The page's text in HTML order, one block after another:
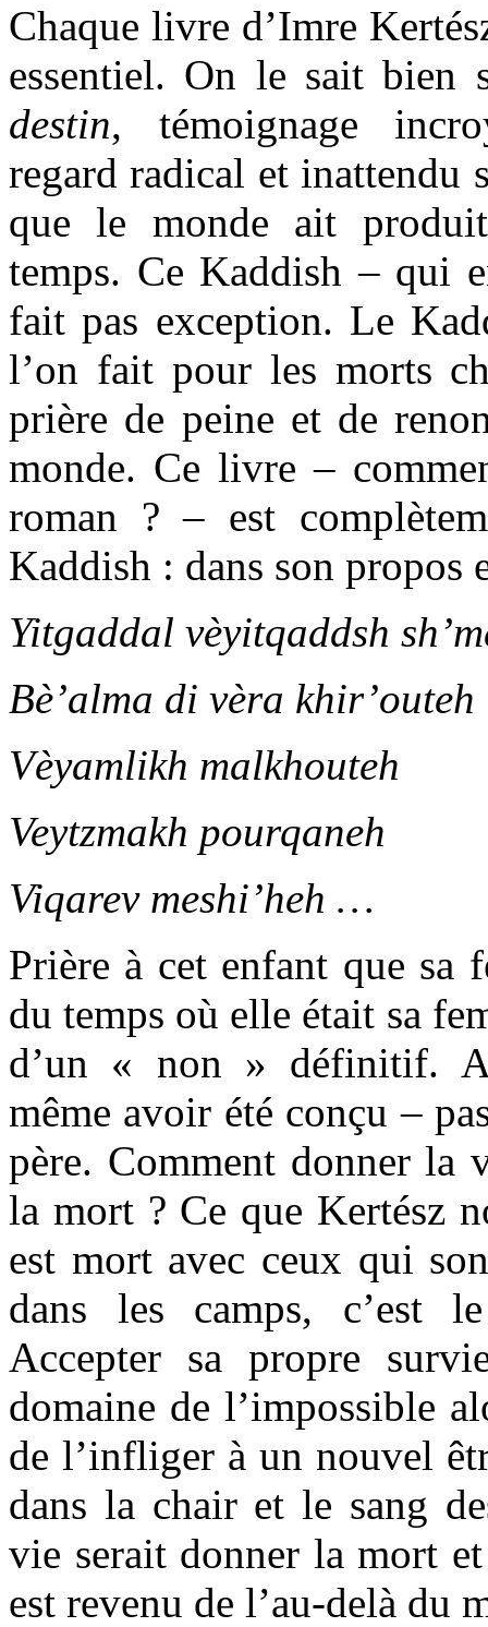
Chaque livre d’Imre
essentiel. On le sait
destin, témoignage
regard radical et inattendu
que le monde ait
temps. Ce Kaddish – qui
fait pas exception. Le
l’on fait pour les morts
prière de peine et de
monde. Ce livre –
roman ? – est
Kaddish : dans son propos
Yitgaddal vèyitqaddsh
Bè’alma di vèra khir’outeh
Vèyamlikh malkhouteh
Veytzmakh pourqaneh
Viqarev meshi’heh …
Prière à cet enfant que sa
du temps où elle était sa
d’un « non » définitif.
même avoir été conçu –
père. Comment donner la
la mort ? Ce que Kertész
est mort avec ceux qui
dans les camps, c’est
Accepter sa propre
domaine de l’impossible
de l’infliger à un nouvel
dans la chair et le sang
vie serait donner la mort
est revenu de l’au-delà du